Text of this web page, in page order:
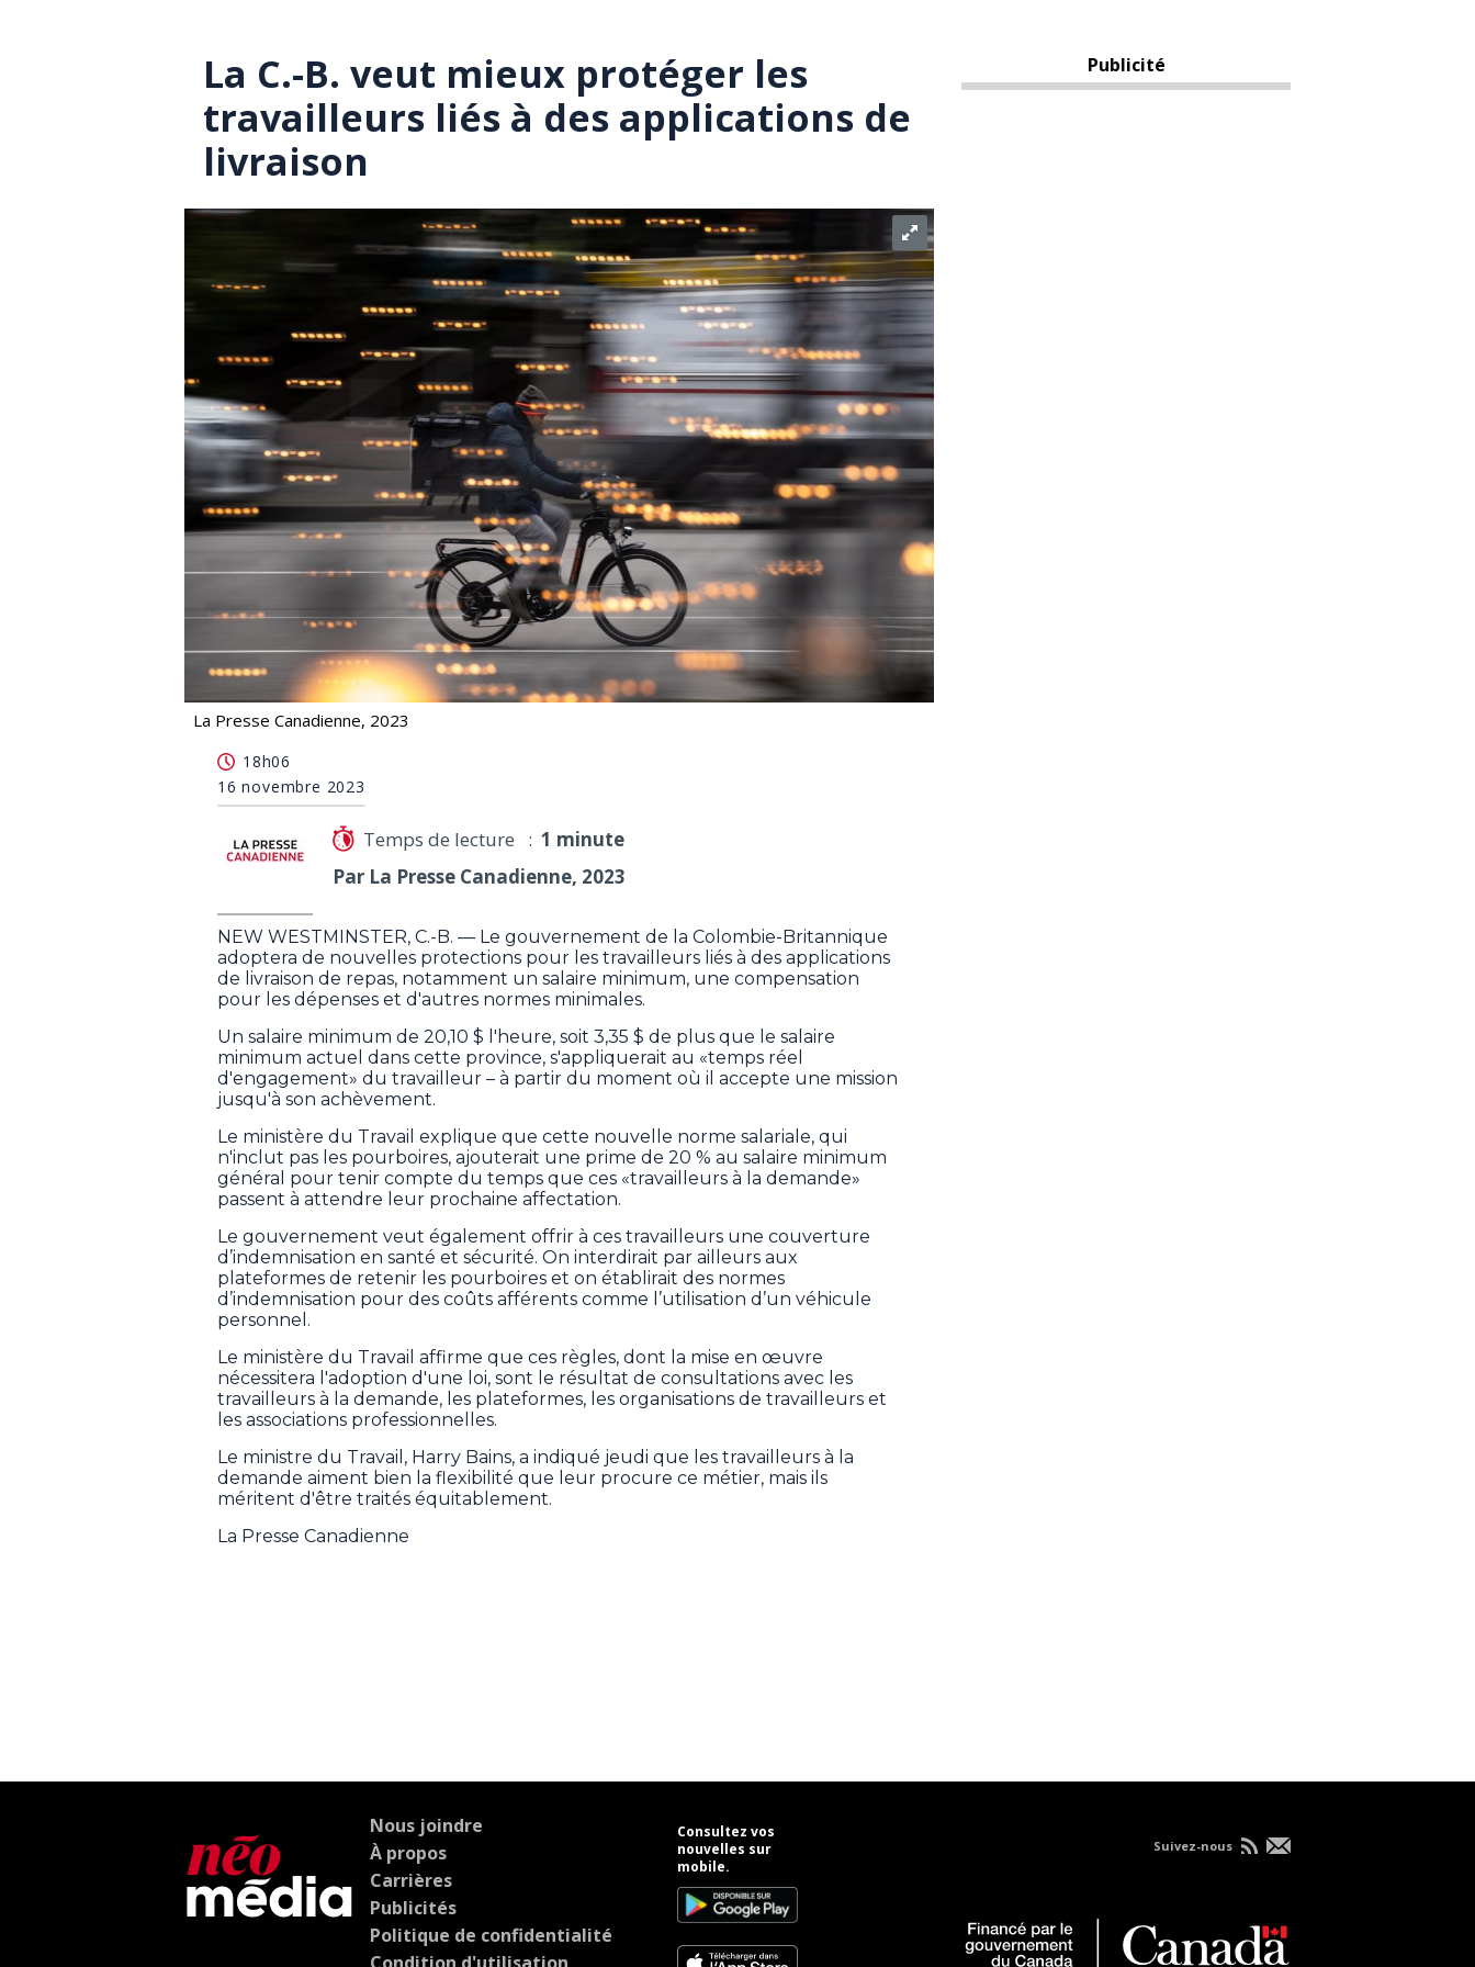
La C.-B. veut mieux protéger les
travailleurs liés à des applications de
livraison
La Presse Canadienne, 2023
18h06
16 novembre 2023
Temps de lecture : 1 minute
Par La Presse Canadienne, 2023
NEW WESTMINSTER, C.-B. — Le gouvernement de la Colombie-Britannique
adoptera de nouvelles protections pour les travailleurs liés à des applications
de livraison de repas, notamment un salaire minimum, une compensation
pour les dépenses et d'autres normes minimales.
Un salaire minimum de 20,10 $ l'heure, soit 3,35 $ de plus que le salaire
minimum actuel dans cette province, s'appliquerait au «temps réel
d'engagement» du travailleur – à partir du moment où il accepte une mission
jusqu'à son achèvement.
Le ministère du Travail explique que cette nouvelle norme salariale, qui
n'inclut pas les pourboires, ajouterait une prime de 20 % au salaire minimum
général pour tenir compte du temps que ces «travailleurs à la demande»
passent à attendre leur prochaine affectation.
Le gouvernement veut également offrir à ces travailleurs une couverture
d’indemnisation en santé et sécurité. On interdirait par ailleurs aux
plateformes de retenir les pourboires et on établirait des normes
d’indemnisation pour des coûts afférents comme l’utilisation d’un véhicule
personnel.
Le ministère du Travail affirme que ces règles, dont la mise en œuvre
nécessitera l'adoption d'une loi, sont le résultat de consultations avec les
travailleurs à la demande, les plateformes, les organisations de travailleurs et
les associations professionnelles.
Le ministre du Travail, Harry Bains, a indiqué jeudi que les travailleurs à la
demande aiment bien la flexibilité que leur procure ce métier, mais ils
méritent d'être traités équitablement.
La Presse Canadienne
Publicité
Nous joindre
À propos
Carrières
Publicités
Politique de confidentialité
Condition d'utilisation
Consultez vos
nouvelles sur
mobile.
Suivez-nous